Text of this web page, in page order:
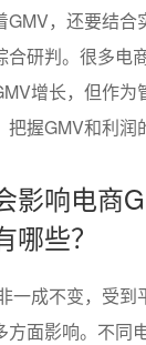
，还要结合
合研判。很多电
增长，但作为
握GMV和利润
影响电商
哪些？
一成不变，受到
方面影响。不同